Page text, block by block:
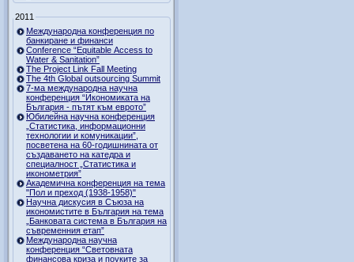
2011
Международна конференция по
банкиране и финанси
Conference “Equitable Access to
Water & Sanitation”
The Project Link Fall Meeting
The 4th Global outsourcing Summit
7-ма международна научна
конференция “Икономиката на
България - пътят към еврото”
Юбилейна научна конференция
„Статистика, информационни
технологии и комуникации”,
посветена на 60-годишнината от
създаването на катедра и
специалност „Статистика и
иконометрия”
Академична конференция на тема
"Пол и преход (1938-1958)"
Научна дискусия в Съюза на
икономистите в България на тема
„Банковата система в България на
съвременния етап”
Международна научна
конференция “Световната
финансова криза и поуките за